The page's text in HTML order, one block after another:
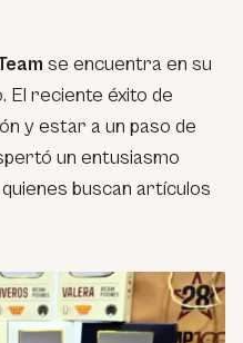
se encuentra en su
reciente éxito de
y estar a un paso de
un entusiasmo
buscan artículos